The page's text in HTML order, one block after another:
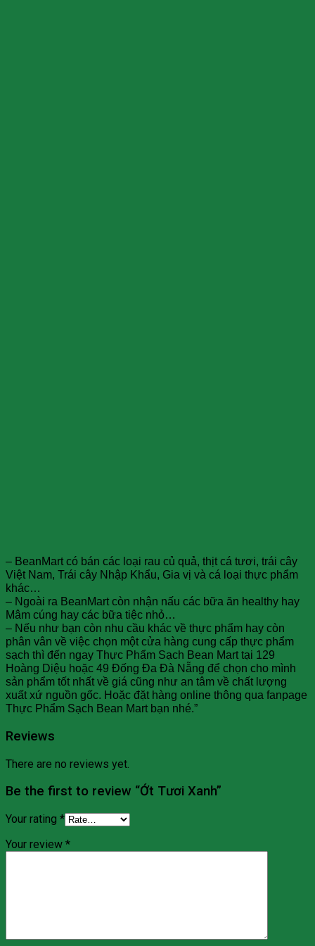
– BeanMart có bán các loại rau củ quả, thịt cá tươi, trái cây
Việt Nam, Trái cây Nhập Khẩu, Gia vị và cá loại thực phẩm
khác…
– Ngoài ra BeanMart còn nhận nấu các bữa ăn healthy hay
Mâm cúng hay các bữa tiệc nhỏ…
– Nếu như bạn còn nhu cầu khác về thực phẩm hay còn
phân vân về việc chọn một cửa hàng cung cấp thực phẩm
sạch thì đến ngay Thực Phẩm Sạch Bean Mart tại 129
Hoàng Diệu hoặc 49 Đống Đa Đà Nẵng để chọn cho mình
sản phẩm tốt nhất về giá cũng như an tâm về chất lượng
xuất xứ nguồn gốc. Hoặc đặt hàng online thông qua fanpage
Thực Phẩm Sạch Bean Mart bạn nhé.”
Reviews
There are no reviews yet.
Be the first to review “Ớt Tươi Xanh”
Your rating *
Your review *